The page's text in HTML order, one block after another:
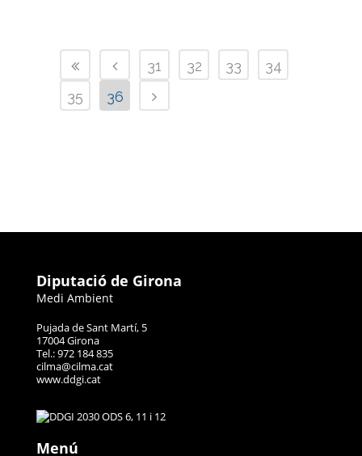
31 32 33
34
35
36
Diputació de Girona
Medi Ambient
Pujada de Sant Martí, 5
17004 Girona
Tel.: 972 184 835
cilma@cilma.cat
www.ddgi.cat
Menú